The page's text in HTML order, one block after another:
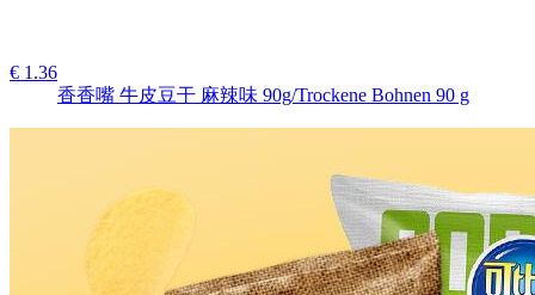
€ 1.36
香香嘴 牛皮豆干 麻辣味 90g/Trockene Bohnen 90 g